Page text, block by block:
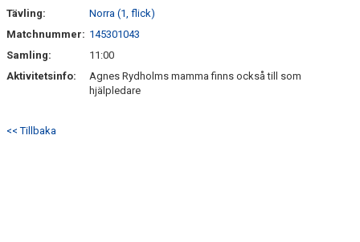
Tävling:
Norra (1, flick)
Matchnummer: 145301043
Samling:
11:00
Aktivitetsinfo:
Agnes Rydholms mamma finns också till som
hjälpledare
<< Tillbaka